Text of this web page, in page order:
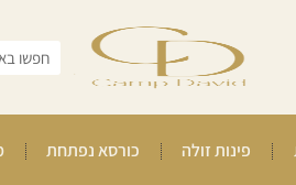
פינות זולה כורסא נפתחת